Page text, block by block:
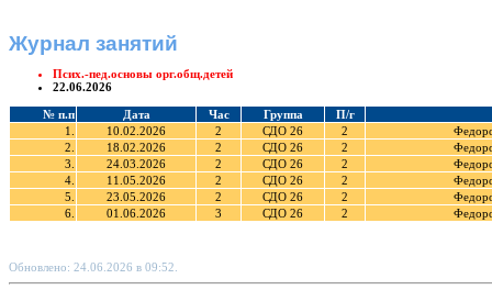
Журнал занятий
Псих.-пед.основы орг.общ.детей
22.06.2026
№ п.п Дата Час Группа
П/г
1.
10.02.2026 2 СДО 26 2
2.
18.02.2026 2 СДО 26 2
3.
24.03.2026 2 СДО 26 2
4.
11.05.2026 2 СДО 26 2
5.
23.05.2026 2 СДО 26 2
6.
01.06.2026 3 СДО 26 2
Обновлено: 24.06.2026 в 09:52.